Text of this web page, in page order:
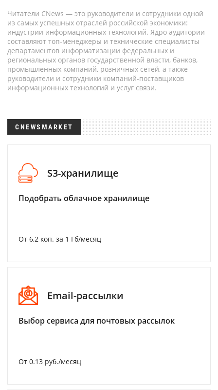
Читатели CNews — это руководители и сотрудники одной
из самых успешных отраслей российской экономики:
индустрии информационных технологий. Ядро аудитории
составляют топ-менеджеры и технические специалисты
департаментов информатизации федеральных и
региональных органов государственной власти, банков,
промышленных компаний, розничных сетей, а также
руководители и сотрудники компаний-поставщиков
информационных технологий и услуг связи.
CNEWSMARKET
S3-хранилище
Подобрать облачное хранилище
От 6,2 коп. за 1 Гб/месяц
Email-рассылки
Выбор сервиса для почтовых рассылок
От 0.13 руб./месяц